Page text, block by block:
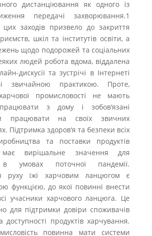
дистанціювання як одного із
передачі захворювання.1
цих заходів призвело до закриття
шкіл та інститутів освіти, а
щодо подорожей та соціальних
людей робота вдома, віддалена
дискусії та зустрічі в Інтернеті
звичайною практикою. Проте,
промисловості не мають
з дому і зобов‘язані
працювати на своїх звичних
Підтримка здоров‘я та безпеки всіх
та поставки продуктів
має вирішальне значення для
умовах поточної пандемії.
руху їжі харчовим ланцюгом є
функцією, до якої повинні внести
учасники харчового ланцюга. Це
для підтримки довіри споживачів
доступності продуктів харчування.
повинна мати системи